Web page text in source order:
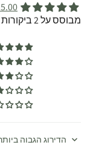
5.00 מתוך 5
מבוסס על 2 ביקורות
Sort by